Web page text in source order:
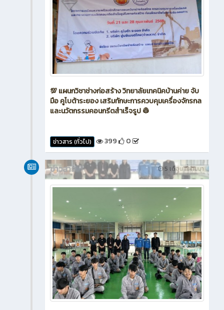
💯 แผนกวิชาช่างก่อสร้าง วิทยาลัยเทคนิคบ้านค่าย จับ
มือ คูโบต้าระยอง เสริมทักษะการควบคุมเครื่องจักรกล
และนวัตกรรมคอนกรีตสำเร็จรูป 👷
ข่าวสาร (ทั่วไป) 399 0
5 เดือน ที่ผ่านมา
ข่าวสาร